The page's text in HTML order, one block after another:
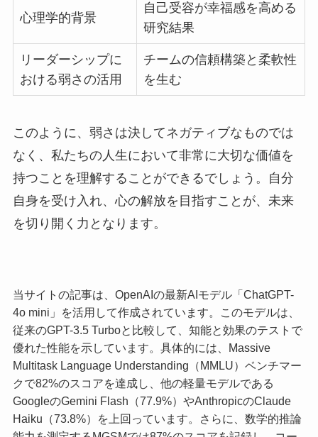
心理学的背景
自己受容が幸福感を高める
研究結果
リーダーシップに
おける弱さの活用
チームの信頼構築と柔軟性
を生む
このように、弱さは決してネガティブなものでは
なく、私たちの人生において非常に大切な価値を
持つことを理解することができるでしょう。自分
自身を受け入れ、心の解放を目指すことが、未来
を切り開く力となります。
当サイトの記事は、OpenAIの最新AIモデル「ChatGPT-
4o mini」を活用して作成されています。このモデルは、
従来のGPT-3.5 Turboと比較して、知能と効果のテストで
優れた性能を示しています。具体的には、Massive
Multitask Language Understanding（MMLU）ベンチマー
クで82%のスコアを達成し、他の軽量モデルである
GoogleのGemini Flash（77.9%）やAnthropicのClaude
Haiku（73.8%）を上回っています。さらに、数学的推論